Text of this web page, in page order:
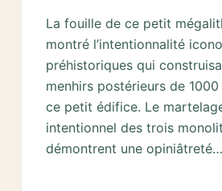
La fouille de ce petit
montré l’intentionnalité
préhistoriques qui
menhirs postérieurs de
ce petit édifice. Le
intentionnel des trois
démontrent une opiniâtreté…